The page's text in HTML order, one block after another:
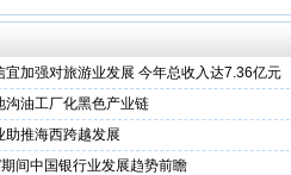
宜加强对旅游业发展 今年总收入达7.36亿元
沟油工厂化黑色产业链
助推海西跨越发展
期间中国银行业发展趋势前瞻